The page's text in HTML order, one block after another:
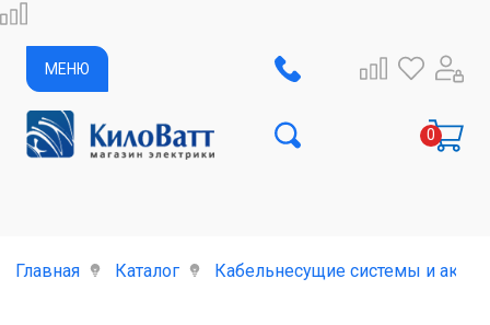
МЕНЮ
Главная Каталог Кабельнесущие системы и